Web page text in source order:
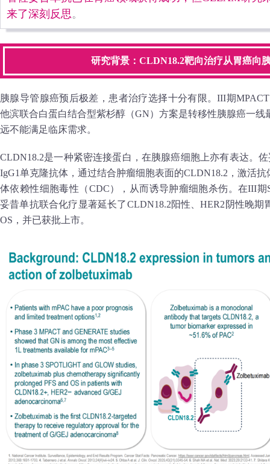
来了深刻反思。
研究背景：CLDN18.2靶向治疗从胃癌向
胰腺导管腺癌预后极差，患者治疗选择十分有限。III期
他滨联合白蛋白结合型紫杉醇（GN）方案是转移性胰腺癌一
远不能满足临床需求。
CLDN18.2是一种紧密连接蛋白，在胰腺癌细胞上亦有表达。
IgG1单克隆抗体，通过结合肿瘤细胞表面的CLDN18.2，激活
体依赖性细胞毒性（CDC），从而诱导肿瘤细胞杀伤。在III
妥昔单抗联合化疗显著延长了CLDN18.2阳性、HER2阴性晚期
OS，并已获批上市。